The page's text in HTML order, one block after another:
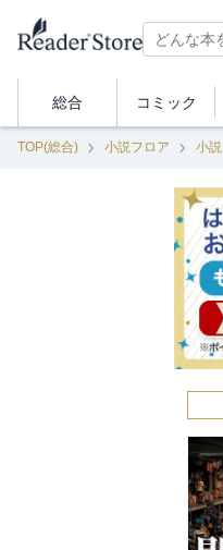
総合 コミック
TOP(総合) 小説フロア 小説